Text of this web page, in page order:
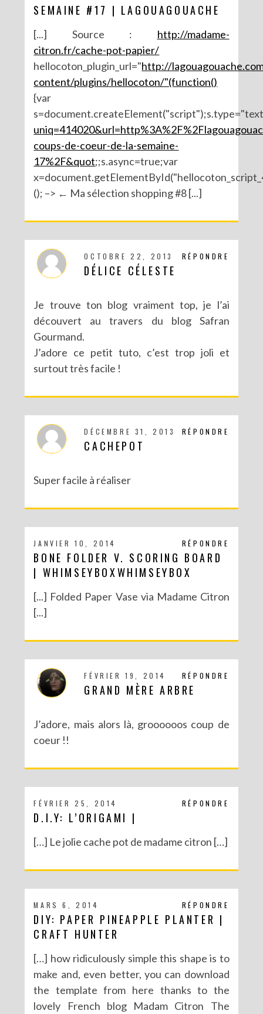
SEMAINE #17 | LAGOUAGOUACHE
[...] Source : http://madame-
citron.fr/cache-pot-papier/
hellocoton_plugin_url="http://
content/plugins/hellocoton/"(function()
{var
coups-de-coeur-de-la-semaine-
17%2F&quot;;s.async=true;var
(); –> ← Ma sélection shopping #8 [...]
RÉPONDRE
OCTOBRE 22, 2013
DÉLICE CÉLESTE
Je trouve ton blog vraiment top, je l’ai
découvert au travers du blog Safran
Gourmand.
J’adore ce petit tuto, c’est trop joli et
surtout très facile !
RÉPONDRE
DÉCEMBRE 31, 2013
CACHEPOT
Super facile à réaliser
RÉPONDRE
JANVIER 10, 2014
BONE FOLDER V. SCORING BOARD
| WHIMSEYBOXWHIMSEYBOX
[...] Folded Paper Vase via Madame Citron
[...]
RÉPONDRE
FÉVRIER 19, 2014
GRAND MÈRE ARBRE
J’adore, mais alors là, groooooos coup de
coeur !!
RÉPONDRE
FÉVRIER 25, 2014
D.I.Y: L’ORIGAMI |
[…] Le jolie cache pot de madame citron […]
RÉPONDRE
MARS 6, 2014
DIY: PAPER PINEAPPLE PLANTER |
CRAFT HUNTER
[…] how ridiculously simple this shape is to
make and, even better, you can download
the template from here thanks to the
lovely French blog Madam Citron The